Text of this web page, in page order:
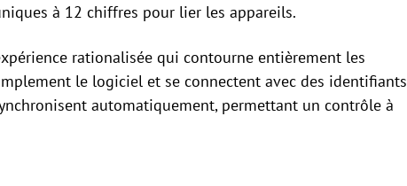
à 12 chiffres pour lier les appareils.
rationalisée qui contourne entièrement les
le logiciel et se connectent avec des identifiants
automatiquement, permettant un contrôle à